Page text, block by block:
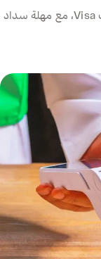
استخدم بطاقة تابي في أي متجر يقبل بطاقات Visa، مع مهلة سداد